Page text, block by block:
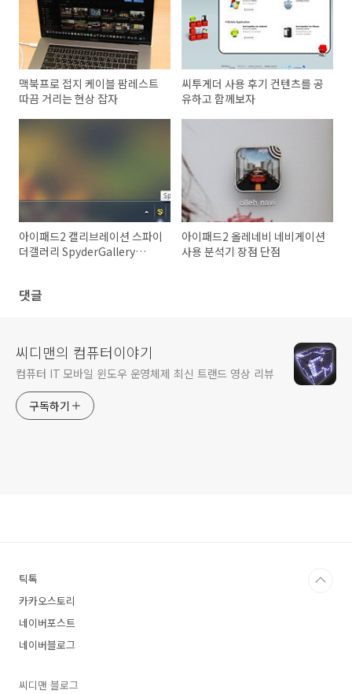
맥북프로 접지 케이블 팜레스트
따끔 거리는 현상 잡자
씨투게더 사용 후기 컨텐츠를 공
유하고 함께보자
아이패드2 캘리브레이션 스파이
더갤러리 SpyderGallery
아이패드2 올레네비 네비게이션
사용 분석기 장점 단점
댓글
씨디맨의 컴퓨터이야기
컴퓨터 IT 모바일 윈도우 운영체제 최신 트랜드 영상 리뷰
구독하기
틱톡
카카오스토리
네이버포스트
네이버블로그
씨디맨 블로그